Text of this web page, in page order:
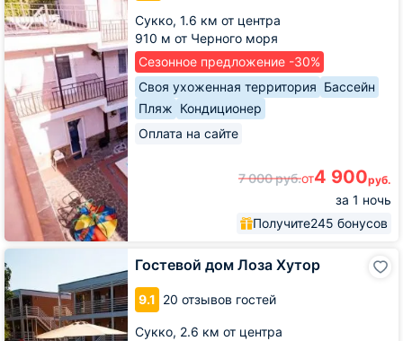
Сукко, 1.6 км от центра
910 м от Черного моря
Сезонное предложение -30%
Своя ухоженная территория Бассейн
Пляж Кондиционер
Оплата на сайте
7 000руб.от4 900руб.
за 1 ночь
Получите245 бонусов
Гостевой дом Лоза Хутор
9.1 20 отзывов гостей
Сукко, 2.6 км от центра
Гостевой
дом
Лоза
Хутор